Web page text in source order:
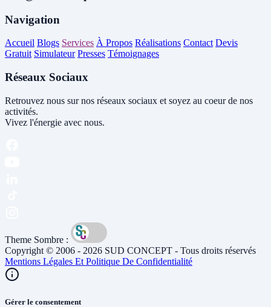
Navigation
Accueil Blogs Services À Propos Réalisations Contact Devis
Gratuit Simulateur Presses Témoignages
Réseaux Sociaux
Retrouvez nous sur nos réseaux sociaux et soyez au coeur de nos
activités.
Vivez l'énergie avec nous.
Theme Sombre :
Copyright © 2006 - 2026 SUD CONCEPT - Tous droits réservés
Mentions Légales Et Politique De Confidentialité
Gérer le consentement